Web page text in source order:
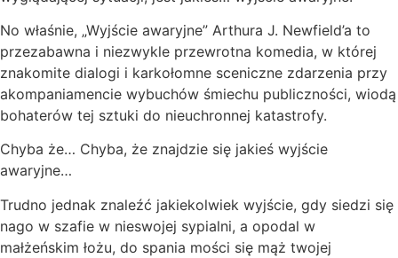
No właśnie, „Wyjście awaryjne” Arthura J. Newfield’a to
przezabawna i niezwykle przewrotna komedia, w której
znakomite dialogi i karkołomne sceniczne zdarzenia przy
akompaniamencie wybuchów śmiechu publiczności, wiodą
bohaterów tej sztuki do nieuchronnej katastrofy.
Chyba że… Chyba, że znajdzie się jakieś wyjście
awaryjne…
Trudno jednak znaleźć jakiekolwiek wyjście, gdy siedzi się
nago w szafie w nieswojej sypialni, a opodal w
małżeńskim łożu, do spania mości się mąż twojej